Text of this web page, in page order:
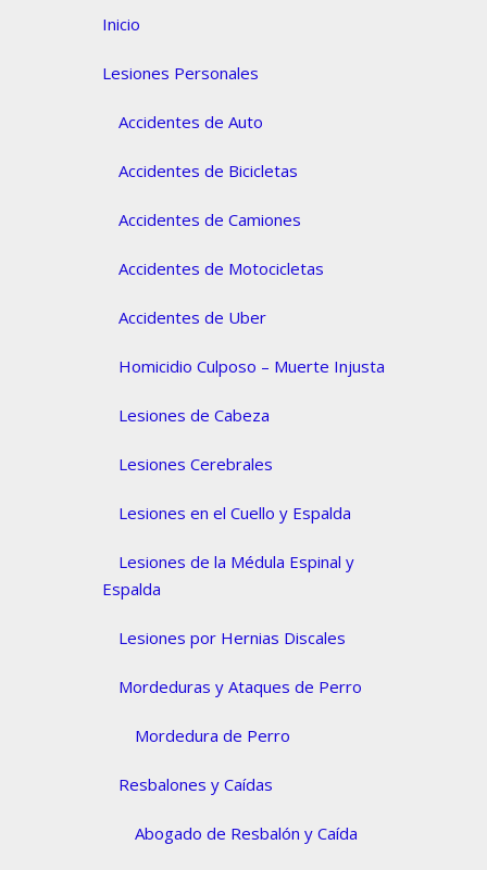
Inicio
Lesiones Personales
Accidentes de Auto
Accidentes de Bicicletas
Accidentes de Camiones
Accidentes de Motocicletas
Accidentes de Uber
Homicidio Culposo – Muerte Injusta
Lesiones de Cabeza
Lesiones Cerebrales
Lesiones en el Cuello y Espalda
Lesiones de la Médula Espinal y
Espalda
Lesiones por Hernias Discales
Mordeduras y Ataques de Perro
Mordedura de Perro
Resbalones y Caídas
Abogado de Resbalón y Caída